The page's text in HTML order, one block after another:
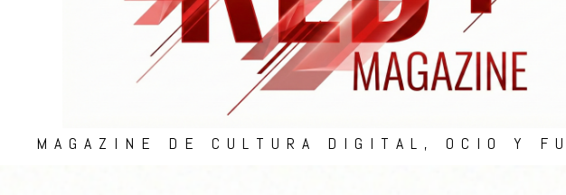
MAGAZINE DE CULTURA DIGITAL, OCIO Y